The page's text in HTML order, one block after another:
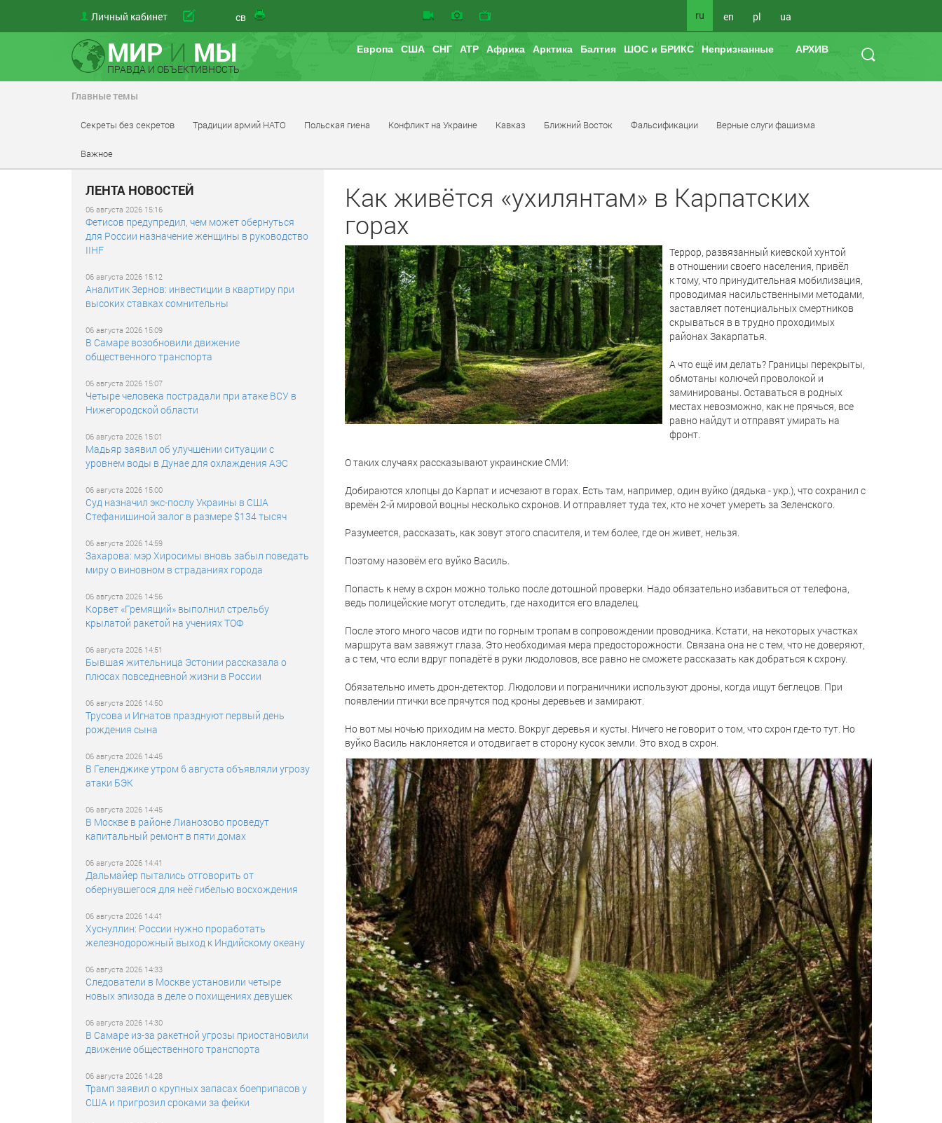
Личный кабинет материал ru en pl ua
МИР И МЫ
ПРАВДА И ОБЪЕКТИВНОСТЬ
Европа США СНГ АТР Африка Арктика Балтия ШОС и БРИКС Непризнанные АРХИВ
Главные темы
Секреты без секретов Традиции армий НАТО Польская гиена Конфликт на Украине Кавказ Ближний Восток Фальсификации Верные слуги фашизма
Важное
ЛЕНТА НОВОСТЕЙ
06 августа 2026 15:16
Фетисов предупредил, чем может обернуться
для России назначение женщины в руководство
IIHF
06 августа 2026 15:12
Аналитик Зернов: инвестиции в квартиру при
высоких ставках сомнительны
06 августа 2026 15:09
В Самаре возобновили движение
общественного транспорта
06 августа 2026 15:07
Четыре человека пострадали при атаке ВСУ в
Нижегородской области
06 августа 2026 15:01
Мадьяр заявил об улучшении ситуации с
уровнем воды в Дунае для охлаждения АЭС
06 августа 2026 15:00
Суд назначил экс-послу Украины в США
Стефанишиной залог в размере $134 тысяч
06 августа 2026 14:59
Захарова: мэр Хиросимы вновь забыл поведать
миру о виновном в страданиях города
06 августа 2026 14:56
Корвет «Гремящий» выполнил стрельбу
крылатой ракетой на учениях ТОФ
06 августа 2026 14:51
Бывшая жительница Эстонии рассказала о
плюсах повседневной жизни в России
06 августа 2026 14:50
Трусова и Игнатов празднуют первый день
рождения сына
06 августа 2026 14:45
В Геленджике утром 6 августа объявляли угрозу
атаки БЭК
06 августа 2026 14:45
В Москве в районе Лианозово проведут
капитальный ремонт в пяти домах
06 августа 2026 14:41
Дальмайер пытались отговорить от
обернувшегося для неё гибелью восхождения
06 августа 2026 14:41
Хуснуллин: России нужно проработать
железнодорожный выход к Индийскому океану
06 августа 2026 14:33
Следователи в Москве установили четыре
новых эпизода в деле о похищениях девушек
06 августа 2026 14:30
В Самаре из-за ракетной угрозы приостановили
движение общественного транспорта
06 августа 2026 14:28
Трамп заявил о крупных запасах боеприпасов у
США и пригрозил сроками за фейки
Как живётся «ухилянтам» в Карпатских
горах
Террор, развязанный киевской хунтой
в отношении своего населения, привёл
к тому, что принудительная мобилизация,
проводимая насильственными методами,
заставляет потенциальных смертников
скрываться в в трудно проходимых
районах Закарпатья.
А что ещё им делать? Границы перекрыты,
обмотаны колючей проволокой и
заминированы. Оставаться в родных
местах невозможно, как не прячься, все
равно найдут и отправят умирать на
фронт.
О таких случаях рассказывают украинские СМИ:
Добираются хлопцы до Карпат и исчезают в горах. Есть там, например, один вуйко (дядька - укр.), что сохранил с
времён 2-й мировой воцны несколько схронов. И отправляет туда тех, кто не хочет умереть за Зеленского.
Разумеется, рассказать, как зовут этого спасителя, и тем более, где он живет, нельзя.
Поэтому назовём его вуйко Василь.
Попасть к нему в схрон можно только после дотошной проверки. Надо обязательно избавиться от телефона,
ведь полицейские могут отследить, где находится его владелец.
После этого много часов идти по горным тропам в сопровождении проводника. Кстати, на некоторых участках
маршрута вам завяжут глаза. Это необходимая мера предосторожности. Связана она не с тем, что не доверяют,
а с тем, что если вдруг попадётё в руки людоловов, все равно не сможете рассказать как добраться к схрону.
Обязательно иметь дрон-детектор. Людолови и пограничники используют дроны, когда ищут беглецов. При
появлении птички все прячутся под кроны деревьев и замирают.
Но вот мы ночью приходим на место. Вокруг деревья и кусты. Ничего не говорит о том, что схрон где-то тут. Но
вуйко Василь наклоняется и отодвигает в сторону кусок земли. Это вход в схрон.